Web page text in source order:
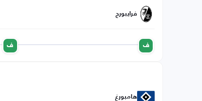
فرايبورج
ف ف
هامبورغ